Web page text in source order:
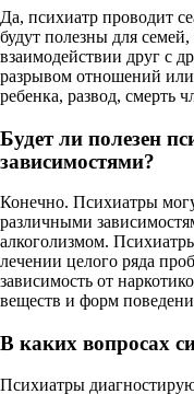
Да, психиатр проводит
будут полезны для
взаимодействии друг с
разрывом отношений
ребенка, развод, смерть
Будет ли полезен
зависимостями?
Конечно. Психиатры
различными
алкоголизмом.
лечении целого ряда
зависимость от
веществ и форм
В каких вопросах
Психиатры